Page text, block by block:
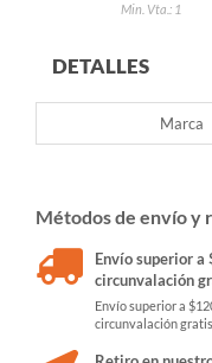
Min. Vta.: 1
DETALLES
Marca
Métodos de envío y
Envío superior
circunvalación
Envío superior a
circunvalación gratis